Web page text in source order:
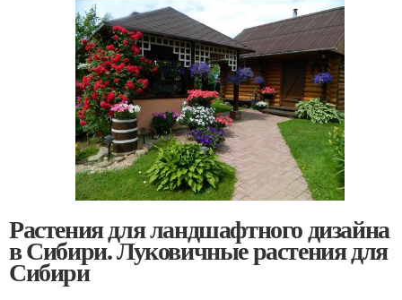
Растения для ландшафтного дизайна
в Сибири. Луковичные растения для
Сибири